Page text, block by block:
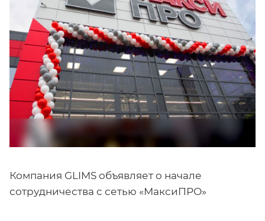
Компания GLIMS объявляет о начале
сотрудничества с сетью «МаксиПРО»